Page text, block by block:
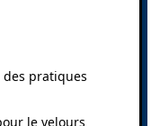
des pratiques
le velours